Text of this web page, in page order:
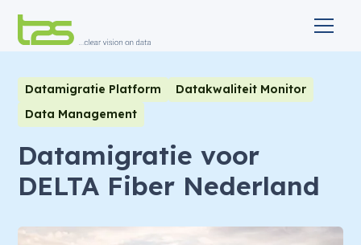
Datamigratie Platform
Datakwaliteit Monitor
Data Management
Datamigratie voor
DELTA Fiber Nederland